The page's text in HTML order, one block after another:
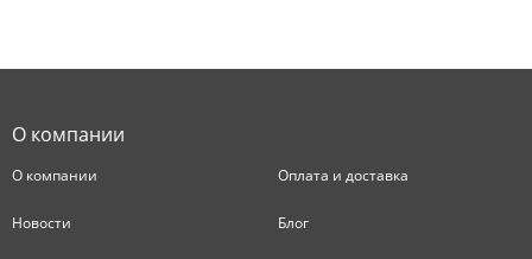
О компании
О компании Оплата и доставка
Новости Блог